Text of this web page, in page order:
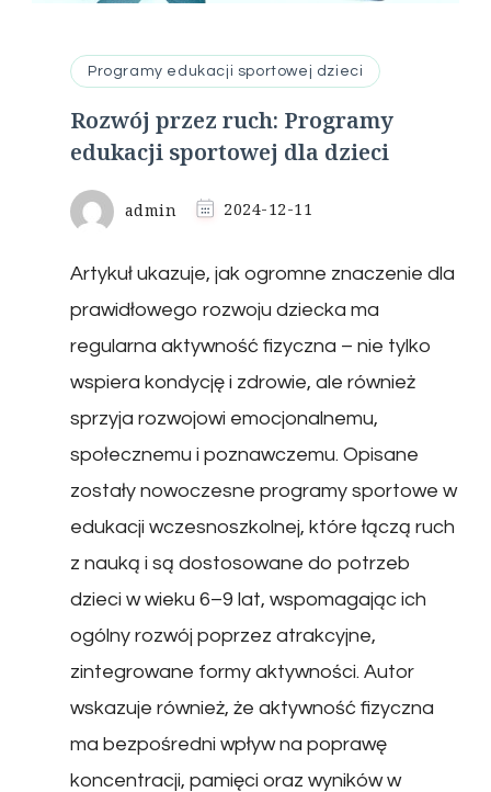
Programy edukacji sportowej dzieci
Rozwój przez ruch: Programy
edukacji sportowej dla dzieci
admin 2024-12-11
Artykuł ukazuje, jak ogromne znaczenie dla
prawidłowego rozwoju dziecka ma
regularna aktywność fizyczna – nie tylko
wspiera kondycję i zdrowie, ale również
sprzyja rozwojowi emocjonalnemu,
społecznemu i poznawczemu. Opisane
zostały nowoczesne programy sportowe w
edukacji wczesnoszkolnej, które łączą ruch
z nauką i są dostosowane do potrzeb
dzieci w wieku 6–9 lat, wspomagając ich
ogólny rozwój poprzez atrakcyjne,
zintegrowane formy aktywności. Autor
wskazuje również, że aktywność fizyczna
ma bezpośredni wpływ na poprawę
koncentracji, pamięci oraz wyników w